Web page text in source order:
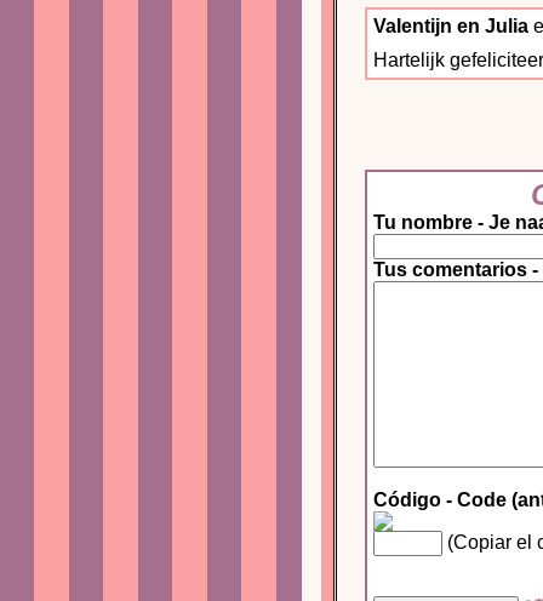
Valentijn en Julia
Hartelijk
Tu nombre - Je
Tus comentarios
Código - Code
(Copiar el